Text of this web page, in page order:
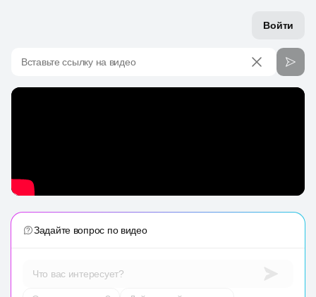
Войти
Вставьте ссылку на видео
Задайте вопрос по видео
Что вас интересует?